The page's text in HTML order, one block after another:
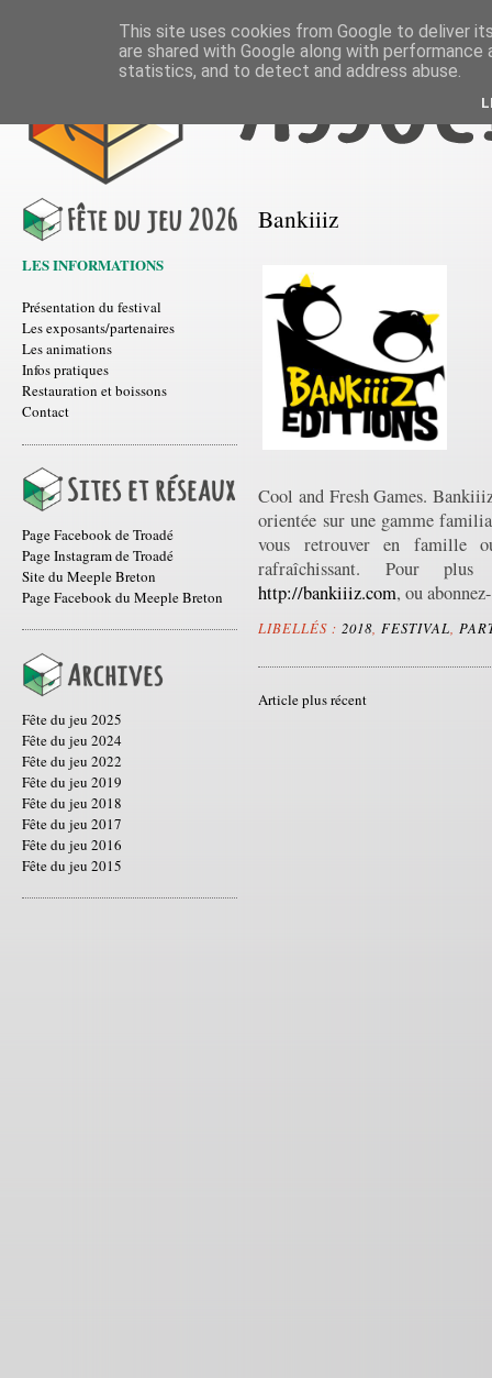
LES INFORMATIONS
Présentation du festival
Les exposants/partenaires
Les animations
Infos pratiques
Restauration et boissons
Contact
Page Facebook de Troadé
Page Instagram de Troadé
Site du Meeple Breton
Page Facebook du Meeple Breton
Fête du jeu 2025
Fête du jeu 2024
Fête du jeu 2022
Fête du jeu 2019
Fête du jeu 2018
Fête du jeu 2017
Fête du jeu 2016
Fête du jeu 2015
Bankiiiz
Cool and Fresh Games.
orientée sur une gamme
vous retrouver en famille
rafraîchissant. Pour
http://bankiiiz.com, ou
LIBELLÉS :2018,FESTIVAL,
Article plus récent
This site uses cookies from Google to deliver
are shared with Google along with
statistics, and to detect and address abuse.